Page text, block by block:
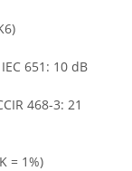
651: 10 dB
468-3: 21
= 1%)